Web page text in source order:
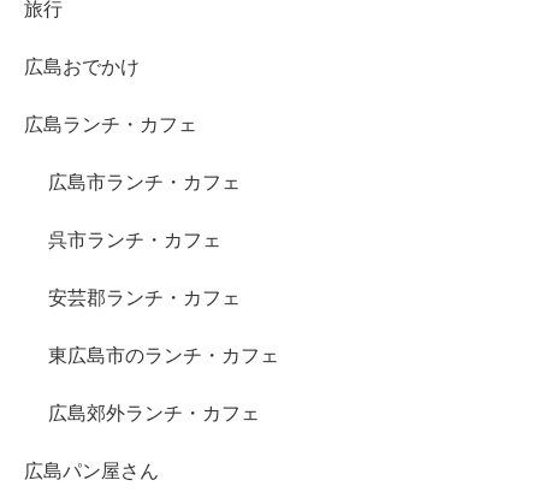
旅行
広島おでかけ
広島ランチ・カフェ
広島市ランチ・カフェ
呉市ランチ・カフェ
安芸郡ランチ・カフェ
東広島市のランチ・カフェ
広島郊外ランチ・カフェ
広島パン屋さん